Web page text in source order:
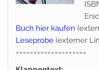
Buch hier kaufen
Leseprobe (externer
====================